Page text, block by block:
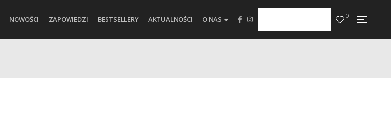
NOWOŚCI ZAPOWIEDZI BESTSELLERY AKTUALNOŚCI O NAS 0